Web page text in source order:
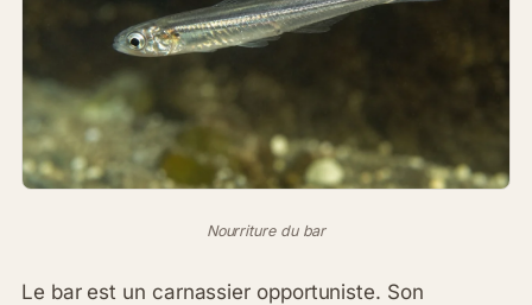
Nourriture du bar
Le bar est un carnassier opportuniste. Son